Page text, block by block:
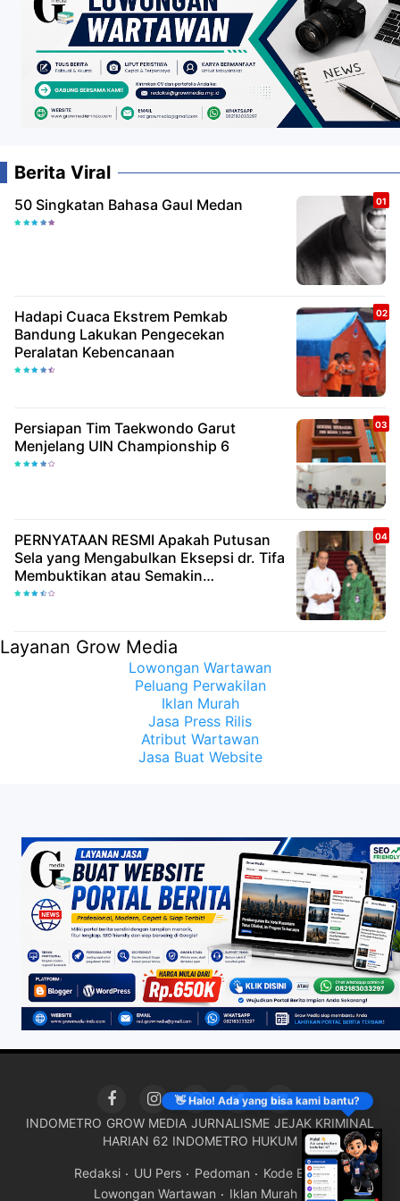
Berita Viral
50 Singkatan Bahasa Gaul Medan
Hadapi Cuaca Ekstrem Pemkab
Bandung Lakukan Pengecekan
Peralatan Kebencanaan
Persiapan Tim Taekwondo Garut
Menjelang UIN Championship 6
PERNYATAAN RESMI Apakah Putusan
Sela yang Mengabulkan Eksepsi dr. Tifa
Membuktikan atau Semakin
Meyakinkan Publik Bahwa Ijazah
Layanan Grow Media
Lowongan Wartawan
Peluang Perwakilan
Iklan Murah
Jasa Press Rilis
Atribut Wartawan
Jasa Buat Website
👋 Halo! Ada yang bisa kami bantu?
INDOMETRO GROW MEDIA JURNALISME JEJAK KRIMINAL
HARIAN 62 INDOMETRO HUKUM
Redaksi UU Pers Pedoman
Kode Etik
Lowongan Wartawan
Iklan Murah